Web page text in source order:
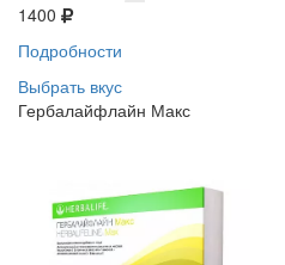
1400
Подробности
Выбрать вкус
Гербалайфлайн Макс